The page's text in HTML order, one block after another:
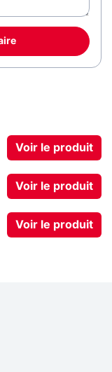
Voir le produit
Voir le produit
Voir le produit